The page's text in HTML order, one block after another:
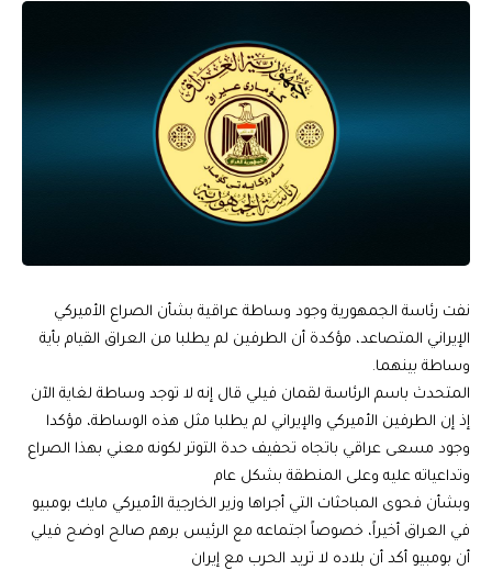
نفت رئاسة الجمهورية وجود وساطة عراقية بشأن الصراع الأميركي
الإيراني المتصاعد، مؤكدة أن الطرفين لم يطلبا من العراق القيام بأية
وساطة بينهما.
المتحدث باسم الرئاسة لقمان فيلي قال إنه لا توجد وساطة لغاية الآن
إذ إن الطرفين الأميركي والإيراني لم يطلبا مثل هذه الوساطة، مؤكدا
وجود مسعى عراقي باتجاه تحفيف حدة التوتر لكونه معني بهذا الصراع
وتداعياته عليه وعلى المنطقة بشكل عام
وبشأن فحوى المباحثات التي أجراها وزير الخارجية الأميركي مايك بومبيو
في العراق أخيراً، خصوصاً اجتماعه مع الرئيس برهم صالح اوضح فيلي
أن بومبيو أكد أن بلاده لا تريد الحرب مع إيران